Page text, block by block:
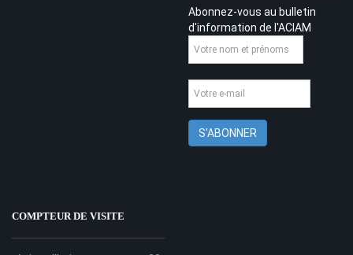
Abonnez-vous au bulletin
d'information de l'ACIAM
COMPTEUR DE VISITE